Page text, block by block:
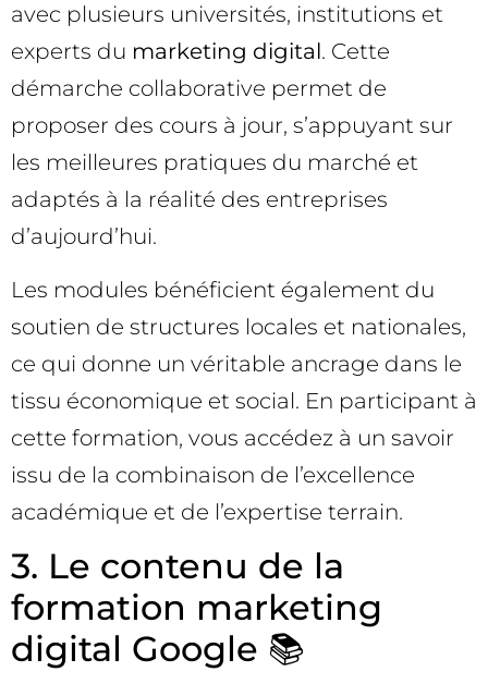
avec plusieurs universités, institutions et
experts du marketing digital. Cette
démarche collaborative permet de
proposer des cours à jour, s’appuyant sur
les meilleures pratiques du marché et
adaptés à la réalité des entreprises
d’aujourd’hui.
Les modules bénéficient également du
soutien de structures locales et nationales,
ce qui donne un véritable ancrage dans le
tissu économique et social. En participant à
cette formation, vous accédez à un savoir
issu de la combinaison de l’excellence
académique et de l’expertise terrain.
3. Le contenu de la
formation marketing
digital Google 📚